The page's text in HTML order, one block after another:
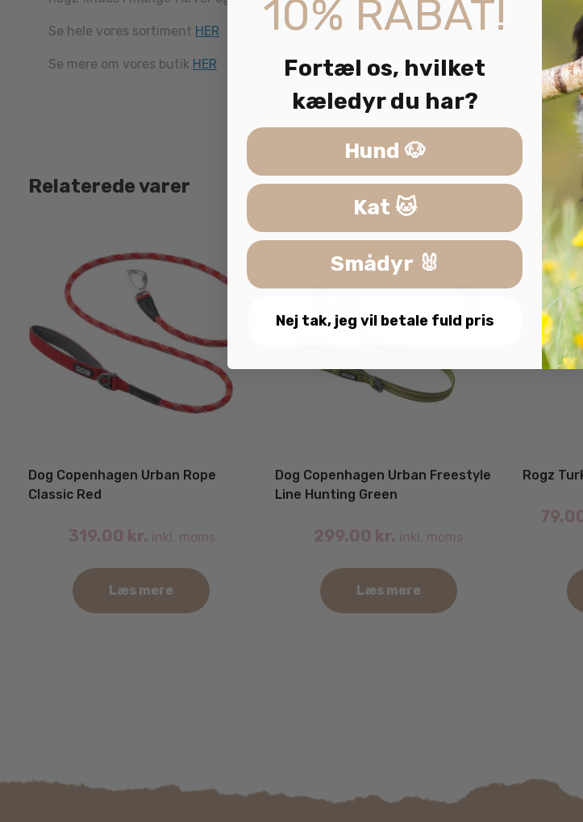
Se hele vores sortiment HER
Se mere om vores butik HER
Relaterede varer
Dog Copenhagen Urban Rope
Classic Red
319.00 kr. inkl. moms
Læs mere
vælges
Udsolgt
Dog Copenhagen Urban Freestyle
Line Hunting Green
299.00 kr. inkl. moms
Læs mere
Rogz
vælges
10% RABAT!
Fortæl os, hvilket
kæledyr du har?
Hund 🐶
Kat 🐱
Smådyr 🐰
Nej tak, jeg vil betale fuld pris